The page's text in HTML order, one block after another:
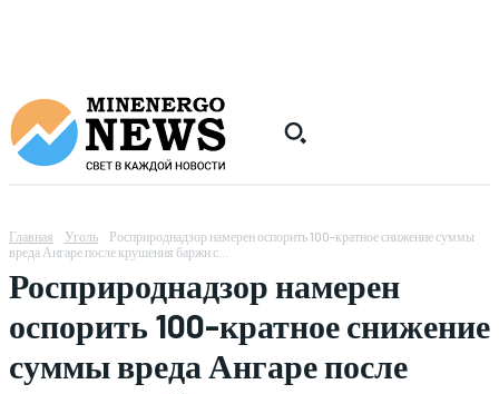
Главная Уголь
Росприроднадзор намерен оспорить 100-кратное снижение суммы
вреда Ангаре после крушения баржи с...
Росприроднадзор намерен
оспорить 100-кратное снижение
суммы вреда Ангаре после